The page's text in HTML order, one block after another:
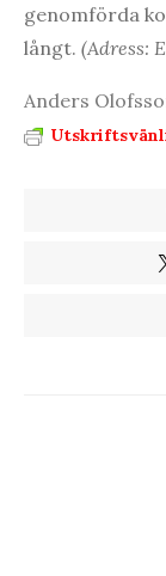
genomförda
långt. (Adress:
Anders